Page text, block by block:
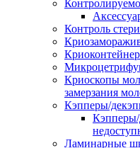
Контроль
Криоскопы
замерзания
Кэпперы/
Кэпперы/
Ламинарные